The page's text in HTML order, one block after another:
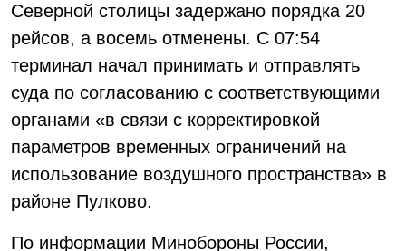
Северной столицы задержано порядка 20
рейсов, а восемь отменены. С 07:54
терминал начал принимать и отправлять
суда по согласованию с соответствующими
органами «в связи с корректировкой
параметров временных ограничений на
использование воздушного пространства» в
районе Пулково.
По информации Минобороны России,